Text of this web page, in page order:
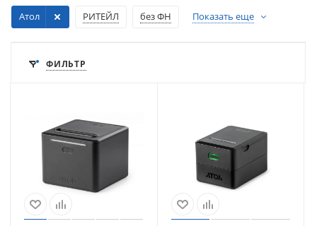
Атол РИТЕЙЛ без ФН Показать еще
ФИЛЬТР